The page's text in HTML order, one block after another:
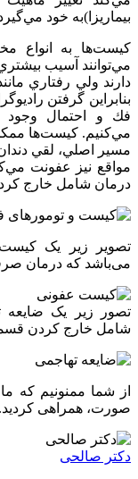
بيماريزا)به خود
كيست‌ها به انواع
مي‌توانند آسيب
دارند ولي رفتاري
فك و احتمال وجود
مي‌كنيم. كيست‌ها ممكن
مسير اصلي، لقي
مواقع نيز عفونت
درمان شامل خارج
تصویر زیر یک کیست
می‌باشد که درمان
تصور زیر یک ضایعه
شامل خارج کردن
از شما ممنونیم که
صورت، همراهی کردید.
دکتر صالحی